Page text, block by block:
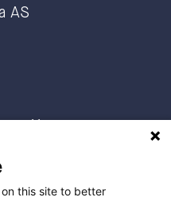
AS
this site to better